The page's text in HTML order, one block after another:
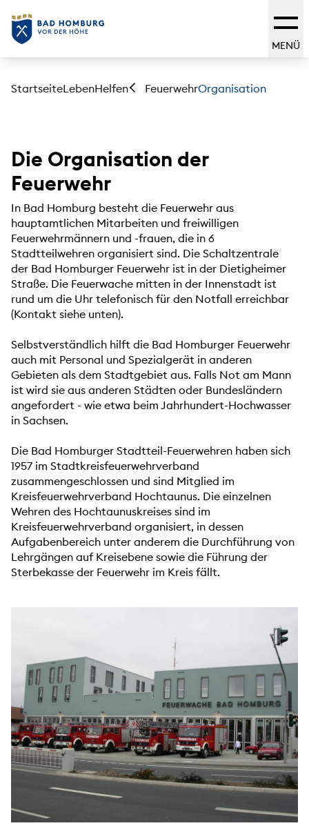
MENÜ
StartseiteLebenHelfen FeuerwehrOrganisation
Die Organisation der
Feuerwehr
In Bad Homburg besteht die Feuerwehr aus
hauptamtlichen Mitarbeiten und freiwilligen
Feuerwehrmännern und -frauen, die in 6
Stadtteilwehren organisiert sind. Die Schaltzentrale
der Bad Homburger Feuerwehr ist in der Dietigheimer
Straße. Die Feuerwache mitten in der Innenstadt ist
rund um die Uhr telefonisch für den Notfall erreichbar
(Kontakt siehe unten).
Selbstverständlich hilft die Bad Homburger Feuerwehr
auch mit Personal und Spezialgerät in anderen
Gebieten als dem Stadtgebiet aus. Falls Not am Mann
ist wird sie aus anderen Städten oder Bundesländern
angefordert - wie etwa beim Jahrhundert-Hochwasser
in Sachsen.
Die Bad Homburger Stadtteil-Feuerwehren haben sich
1957 im Stadtkreisfeuerwehrverband
zusammengeschlossen und sind Mitglied im
Kreisfeuerwehrverband Hochtaunus. Die einzelnen
Wehren des Hochtaunuskreises sind im
Kreisfeuerwehrverband organisiert, in dessen
Aufgabenbereich unter anderem die Durchführung von
Lehrgängen auf Kreisebene sowie die Führung der
Sterbekasse der Feuerwehr im Kreis fällt.